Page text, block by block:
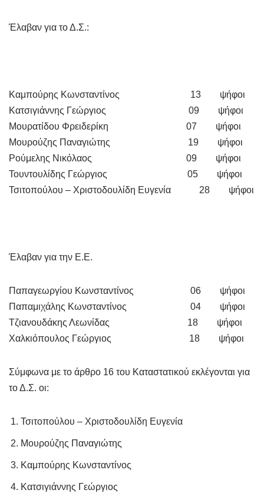
Έλαβαν για το Δ.Σ.:
Καμπούρης Κωνσταντίνος 13 ψήφοι
Κατσιγιάννης Γεώργιος 09 ψήφοι
Μουρατίδου Φρειδερίκη 07 ψήφοι
Μουρούζης Παναγιώτης 19 ψήφοι
Ρούμελης Νικόλαος 09 ψήφοι
Τουντουλίδης Γεώργιος 05 ψήφοι
Τσιτοπούλου – Χριστοδουλίδη Ευγενία 28 ψήφοι
Έλαβαν για την Ε.Ε.
Παπαγεωργίου Κωνσταντίνος 06 ψήφοι
Παπαμιχάλης Κωνσταντίνος 04 ψήφοι
Τζιανουδάκης Λεωνίδας 18 ψήφοι
Χαλκιόπουλος Γεώργιος 18 ψήφοι
Σύμφωνα με το άρθρο 16 του Καταστατικού εκλέγονται για
το Δ.Σ. οι:
Τσιτοπούλου – Χριστοδουλίδη Ευγενία
Μουρούζης Παναγιώτης
Καμπούρης Κωνσταντίνος
Κατσιγιάννης Γεώργιος